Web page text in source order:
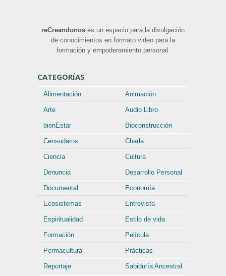
reCreandonos es un espacio para la divulgación
de conocimientos en formato video para la
formación y empoderamiento personal.
CATEGORÍAS
Alimentación Animación
Arte Audio Libro
bienEstar Bioconstrucción
Censudaros Charla
Ciencia Cultura
Denuncia Desarrollo Personal
Documental Economía
Ecosistemas Entrevista
Espiritualidad Estilo de vida
Formación Película
Permacultura Prácticas
Reportaje Sabiduría Ancestral